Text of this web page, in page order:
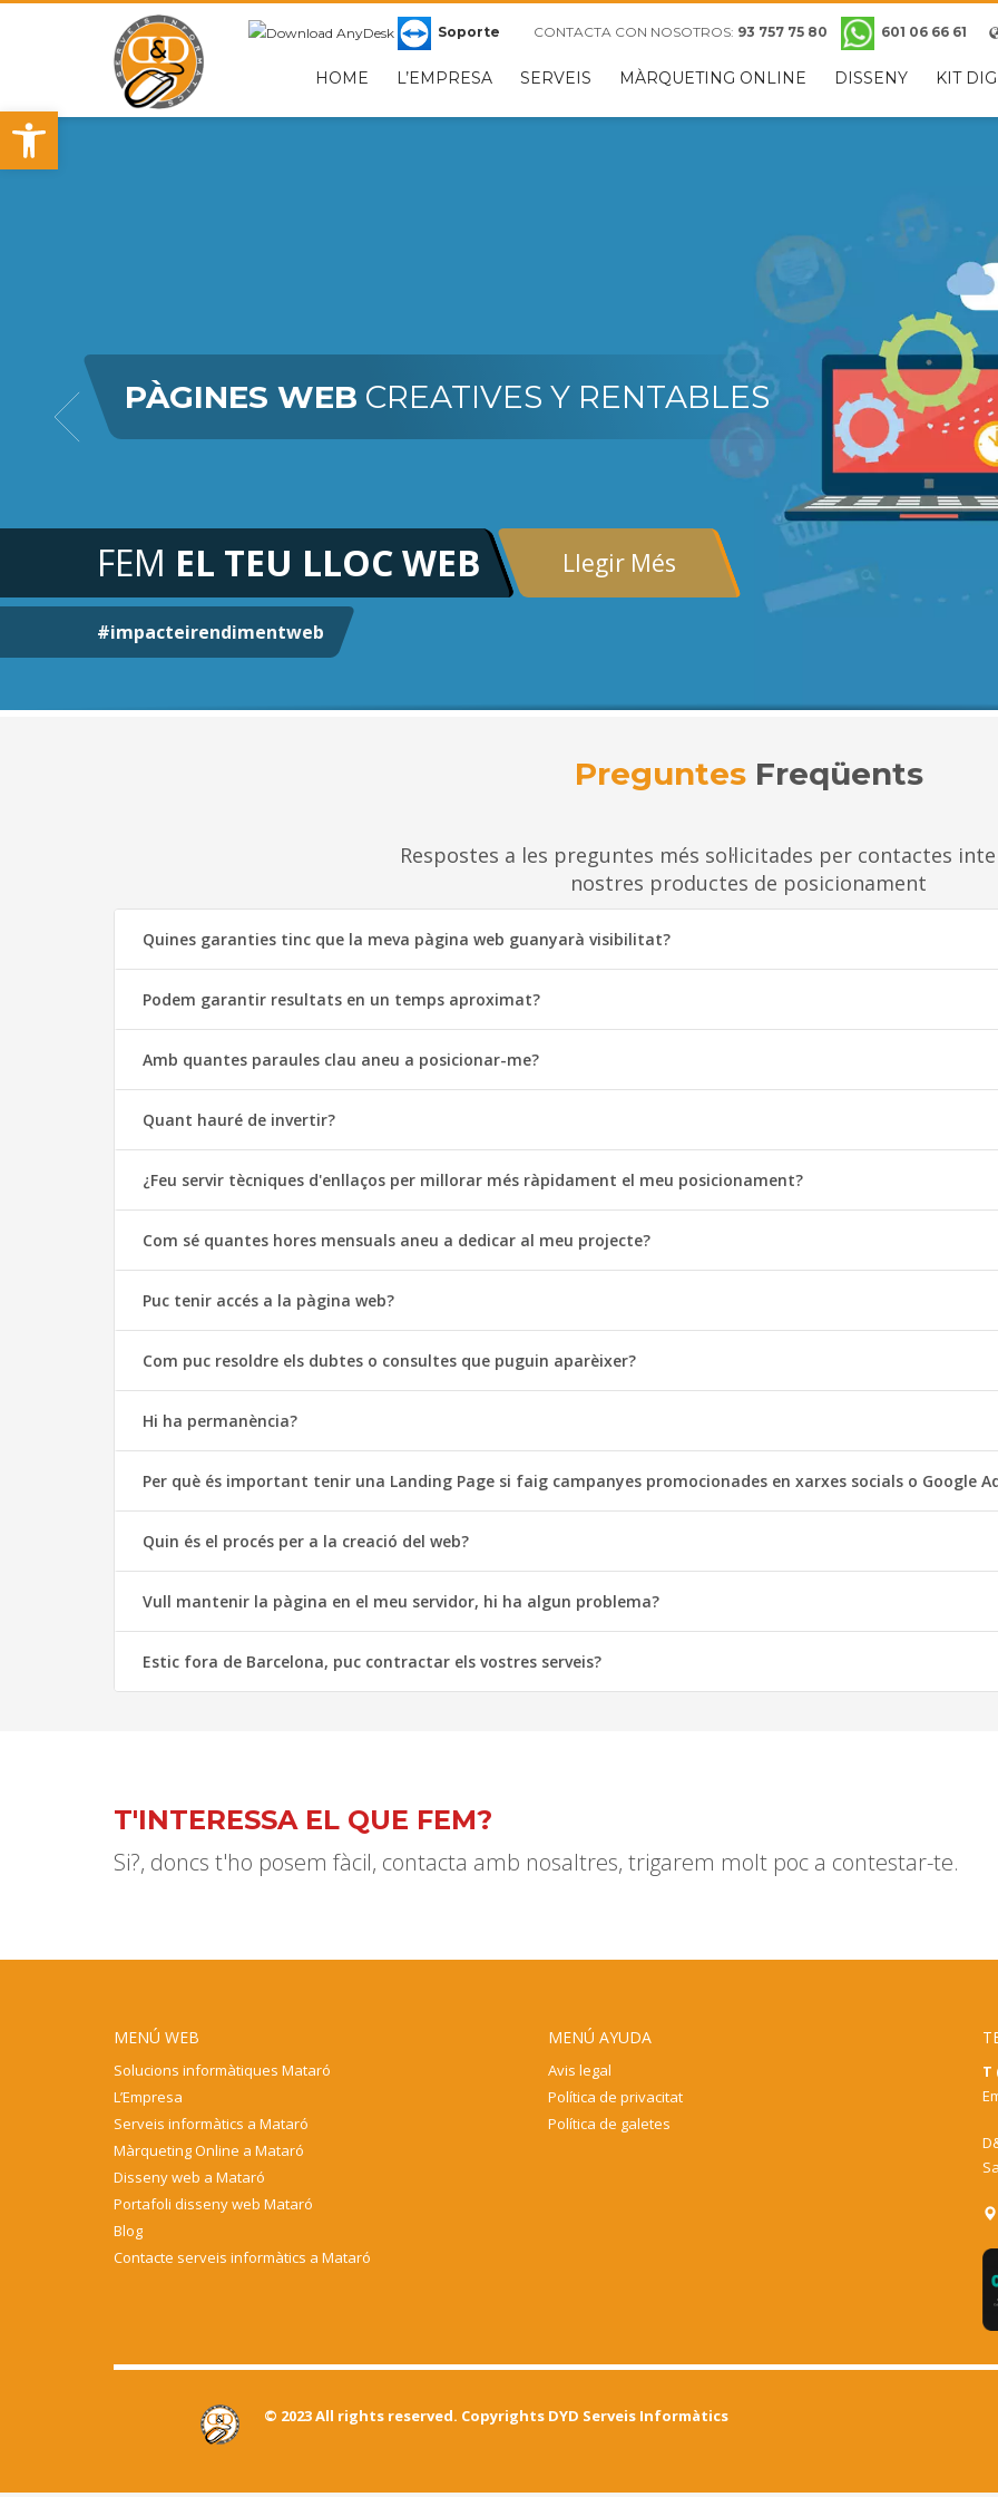
Obre la barra d'eines
HORARIO
DYD SERVEIS INFORMÀTICS
Sant Cugat, 107 Local 4
LUNES-JUEVES
Mañanas 9:00 - 14:00
VIERNES
Mañanas 8:00 - 14:00
Soporte CONTACTA CON NOSOTROS: 93 757 75 80 601 06 66 61
HOME L’EMPRESA SERVEIS MÀRQUETING ONLINE DISSENY KIT
PÀGINES WEB CREATIVES Y RENTABLES
FEM EL TEU LLOC WEB Llegir Més
#impacteirendimentweb
Preguntes Freqüents
Respostes a les preguntes més sol·licitades per contactes
nostres productes de posicionament
Quines garanties tinc que la meva pàgina web guanyarà visibilitat?
Podem garantir resultats en un temps aproximat?
Amb quantes paraules clau aneu a posicionar-me?
Quant hauré de invertir?
¿Feu servir tècniques d'enllaços per millorar més ràpidament el meu posicionament?
Com sé quantes hores mensuals aneu a dedicar al meu projecte?
Puc tenir accés a la pàgina web?
Com puc resoldre els dubtes o consultes que puguin aparèixer?
Hi ha permanència?
Per què és important tenir una Landing Page si faig campanyes promocionades en xarxes socials o Google
Quin és el procés per a la creació del web?
Vull mantenir la pàgina en el meu servidor, hi ha algun problema?
Estic fora de Barcelona, ​​puc contractar els vostres serveis?
T'INTERESSA EL QUE FEM?
Si?, doncs t'ho posem fàcil, contacta amb nosaltres, trigarem molt poc a contestar-te.
MENÚ WEB
Solucions informàtiques Mataró
L’Empresa
Serveis informàtics a Mataró
Màrqueting Online a Mataró
Disseny web a Mataró
Portafoli disseny web Mataró
Blog
Contacte serveis informàtics a Mataró
MENÚ AYUDA
Avis legal
Política de privacitat
Política de galetes
T
© 2023 All rights reserved. Copyrights DYD Serveis Informàtics